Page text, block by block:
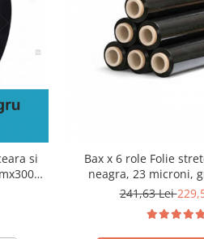
si
Bax x 6 role Folie
neagra, 23 microni,
kilograme net,
241,63 Lei